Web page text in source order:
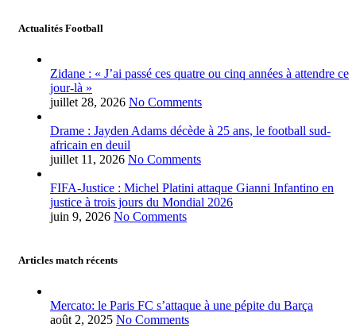
Actualités Football
Zidane : « J’ai passé ces quatre ou cinq années à attendre ce
jour-là »
juillet 28, 2026 No Comments
Drame : Jayden Adams décède à 25 ans, le football sud-
africain en deuil
juillet 11, 2026 No Comments
FIFA-Justice : Michel Platini attaque Gianni Infantino en
justice à trois jours du Mondial 2026
juin 9, 2026 No Comments
Articles match récents
Mercato: le Paris FC s’attaque à une pépite du Barça
août 2, 2025 No Comments